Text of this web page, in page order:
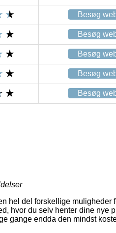
Besøg
Besøg
Besøg
Besøg
Besøg
hel del forskellige muligheder
hvor du selv henter dine nye
gange endda den mindst